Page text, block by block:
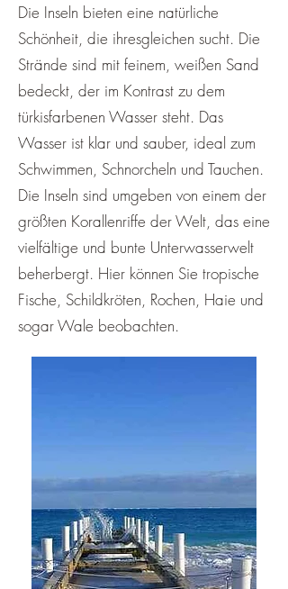
Die Inseln bieten eine natürliche
Schönheit, die ihresgleichen sucht. Die
Strände sind mit feinem, weißen Sand
bedeckt, der im Kontrast zu dem
türkisfarbenen Wasser steht. Das
Wasser ist klar und sauber, ideal zum
Schwimmen, Schnorcheln und Tauchen.
Die Inseln sind umgeben von einem der
größten Korallenriffe der Welt, das eine
vielfältige und bunte Unterwasserwelt
beherbergt. Hier können Sie tropische
Fische, Schildkröten, Rochen, Haie und
sogar Wale beobachten.